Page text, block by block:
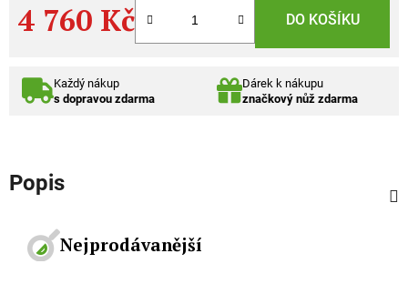
4 760 Kč DO KOŠÍKU
Každý nákup
s dopravou zdarma
Dárek k nákupu
značkový nůž zdarma
Popis
Nejprodávanější